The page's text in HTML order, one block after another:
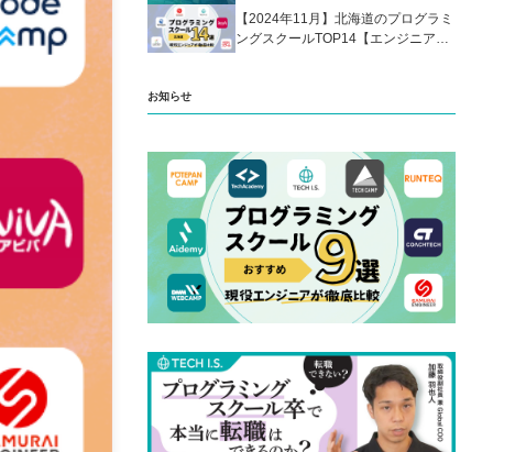
選】
【2024年11月】北海道のプログラミ
ングスクールTOP14【エンジニアが
お知らせ